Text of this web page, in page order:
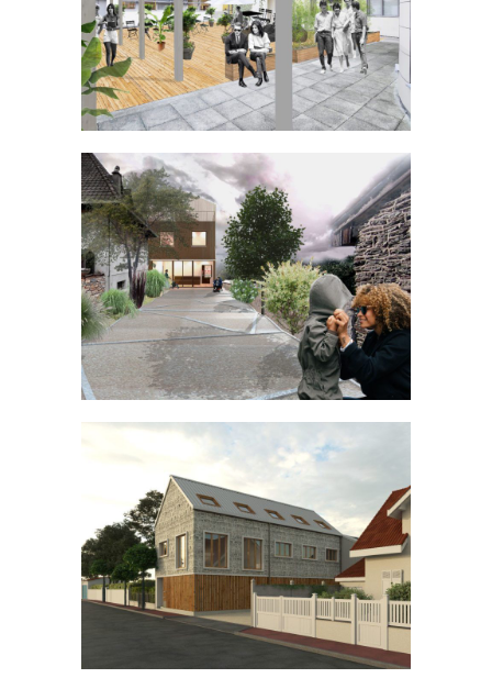
ÉQUIPEMENT
École à Champigny-sur-Marne
ÉQUIPEMENT
Réhabilitation à Sucy-en-Brie
BUREAU